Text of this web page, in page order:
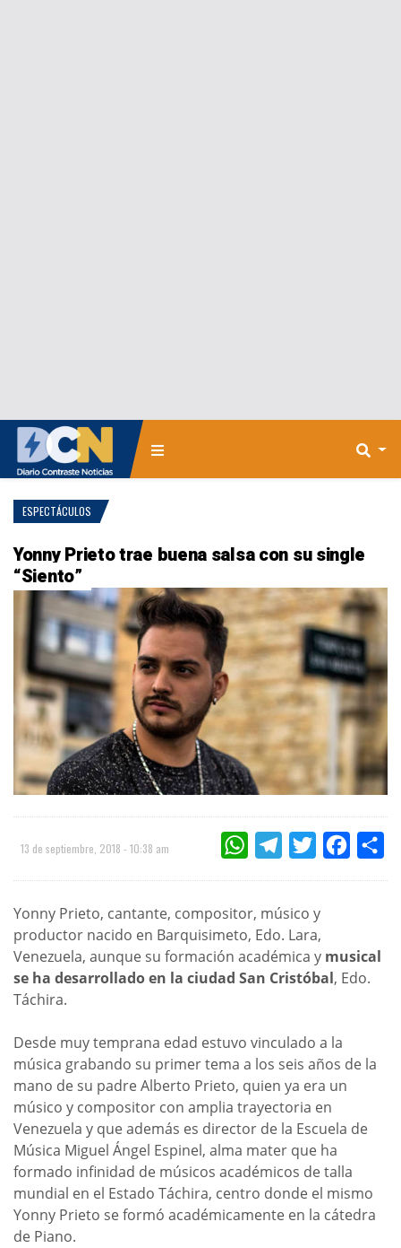
ESPECTÁCULOS
Yonny Prieto trae buena salsa con su single
“Siento”
13 de septiembre, 2018 - 10:38 am WHATSAPPTELEGRAMTWITTER
Yonny Prieto, cantante, compositor, músico y
productor nacido en Barquisimeto, Edo. Lara,
Venezuela, aunque su formación académica y musical
se ha desarrollado en la ciudad San Cristóbal, Edo.
Táchira.
Desde muy temprana edad estuvo vinculado a la
música grabando su primer tema a los seis años de la
mano de su padre Alberto Prieto, quien ya era un
músico y compositor con amplia trayectoria en
Venezuela y que además es director de la Escuela de
Música Miguel Ángel Espinel, alma mater que ha
formado infinidad de músicos académicos de talla
mundial en el Estado Táchira, centro donde el mismo
Yonny Prieto se formó académicamente en la cátedra
de Piano.